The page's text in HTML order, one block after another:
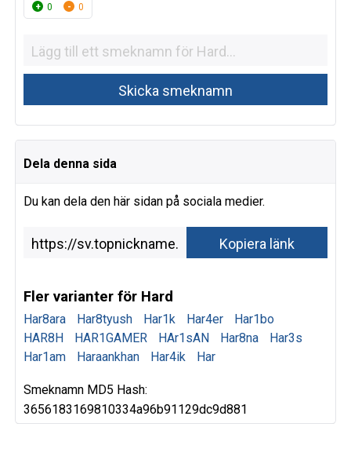
0 0
Dela denna sida
Du kan dela den här sidan på sociala medier.
Fler varianter för Hard
Har8ara Har8tyush Har1k Har4er
Har1bo
HAR8H
HAR1GAMER HAr1sAN Har8na
Har3s
Har1am
Haraankhan Har4ik Har
Smeknamn MD5 Hash:
3656183169810334a96b91129dc9d881